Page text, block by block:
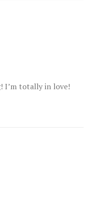
I’m totally in love!